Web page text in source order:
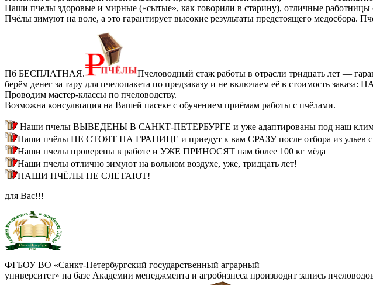
Наши пчелы здоровые и мирные («сытые», как говорили в старину), отличные
Пчёлы зимуют на воле, а это гарантирует высокие результаты предстоящего медосбора.
Пб БЕСПЛАТНАЯ.
Пчеловодный стаж работы в отрасли тридцать лет —
берём денег за тару для пчелопакета по предзаказу и не включаем её в стоимость
Проводим мастер-классы по пчеловодству.
Возможна консультация на Вашей пасеке с обучением приёмам работы с пчёлами.
Наши пчелы ВЫВЕДЕНЫ В САНКТ-ПЕТЕРБУРГЕ и уже адаптированы под наш
Наши пчёлы НЕ СТОЯТ НА ГРАНИЦЕ и приедут к вам СРАЗУ после отбора из ульев с
Наши пчелы проверены в работе и УЖЕ ПРИНОСЯТ нам более 100 кг мёда
Наши пчелы отлично зимуют на вольном воздухе, уже, тридцать лет!
НАШИ ПЧЁЛЫ НЕ СЛЕТАЮТ!
для Вас!!!
ФГБОУ ВО «Санкт-Петербургский государственный аграрный
университет» на базе Академии менеджмента и агробизнеса производит запись